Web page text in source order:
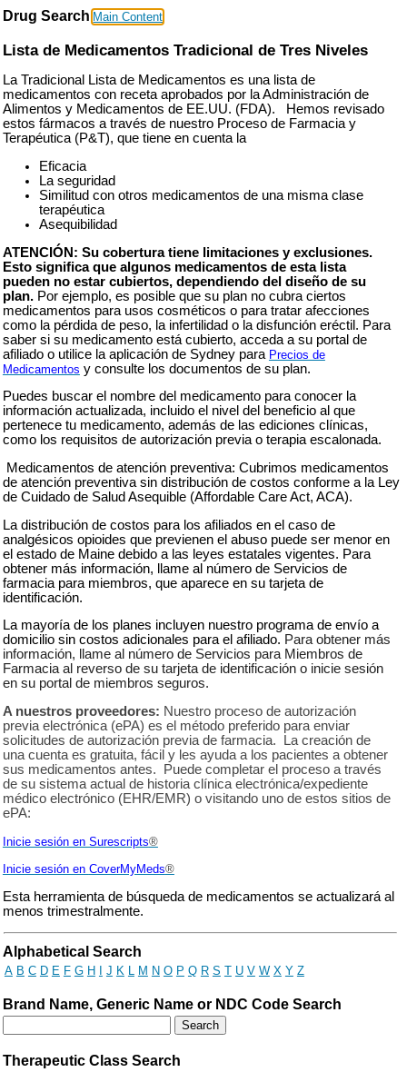
Drug Search Main Content
Lista de Medicamentos Tradicional de Tres Niveles
La Tradicional Lista de Medicamentos es una lista de
medicamentos con receta aprobados por la Administración de
Alimentos y Medicamentos de EE.UU. (FDA). Hemos revisado
estos fármacos a través de nuestro Proceso de Farmacia y
Terapéutica (P&T), que tiene en cuenta la
Eficacia
La seguridad
Similitud con otros medicamentos de una misma clase
terapéutica
Asequibilidad
ATENCIÓN: Su cobertura tiene limitaciones y exclusiones.
Esto significa que algunos medicamentos de esta lista
pueden no estar cubiertos, dependiendo del diseño de su
plan.Por ejemplo, es posible que su plan no cubra ciertos
medicamentos para usos cosméticos o para tratar afecciones
como la pérdida de peso, la infertilidad o la disfunción eréctil. Para
saber si su medicamento está cubierto, acceda a su portal de
afiliado o utilice la aplicación de Sydney para Precios de
Medicamentos y consulte los documentos de su plan.
Puedes buscar el nombre del medicamento para conocer la
información actualizada, incluido el nivel del beneficio al que
pertenece tu medicamento, además de las ediciones clínicas,
como los requisitos de autorización previa o terapia escalonada.
Medicamentos de atención preventiva: Cubrimos medicamentos
de atención preventiva sin distribución de costos conforme a la Ley
de Cuidado de Salud Asequible (Affordable Care Act, ACA).
La distribución de costos para los afiliados en el caso de
analgésicos opioides que previenen el abuso puede ser menor en
el estado de Maine debido a las leyes estatales vigentes. Para
obtener más información, llame al número de Servicios de
farmacia para miembros, que aparece en su tarjeta de
identificación.
La mayoría de los planes incluyen nuestro programa de envío a
domicilio sin costos adicionales para el afiliado. Para obtener más
información, llame al número de Servicios para Miembros de
Farmacia al reverso de su tarjeta de identificación o inicie sesión
en su portal de miembros seguros.
A nuestros proveedores: Nuestro proceso de autorización
previa electrónica (ePA) es el método preferido para enviar
solicitudes de autorización previa de farmacia. La creación de
una cuenta es gratuita, fácil y les ayuda a los pacientes a obtener
sus medicamentos antes. Puede completar el proceso a través
de su sistema actual de historia clínica electrónica/expediente
médico electrónico (EHR/EMR) o visitando uno de estos sitios de
ePA:
Inicie sesión en Surescripts®
Inicie sesión en CoverMyMeds®
Esta herramienta de búsqueda de medicamentos se actualizará al
menos trimestralmente.
Drug Search Main Content
Alphabetical Search
A B C D E F G H J K L M N O P Q R S T U V W X Y Z
Brand Name, Generic Name or NDC Code Search
Therapeutic Class Search